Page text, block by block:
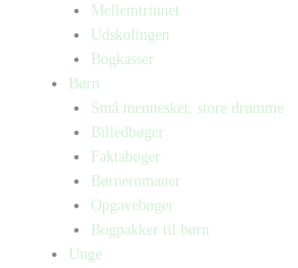
Mellemtrinnet
Udskolingen
Bogkasser
Børn
Små mennesker, store drømme
Billedbøger
Faktabøger
Børneromaner
Opgavebøger
Bogpakker til børn
Unge